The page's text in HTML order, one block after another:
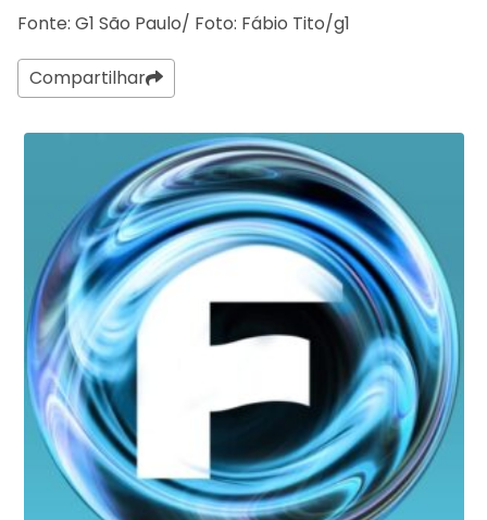
Fonte: G1 São Paulo/ Foto: Fábio Tito/g1
Compartilhar